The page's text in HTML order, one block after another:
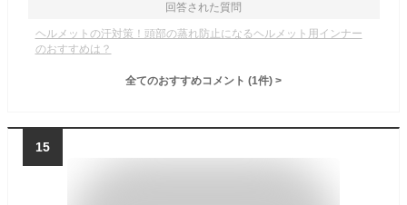
回答された質問
ヘルメットの汗対策！頭部の蒸れ防止になるヘルメット用インナー
のおすすめは？
全てのおすすめコメント (1件) >
15